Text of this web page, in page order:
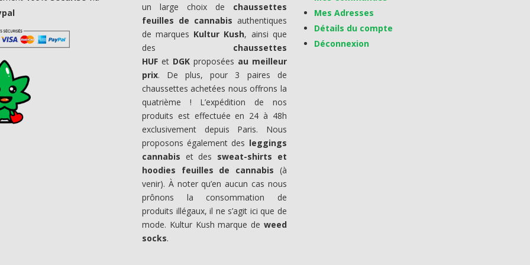
un large choix de chaussettes
feuilles de cannabis authentiques
de marques Kultur Kush, ainsi que
des chaussettes
HUF et DGKproposées au meilleur
prix. De plus, pour 3 paires de
chaussettes achetées nous offrons la
quatrième ! L’expédition de nos
produits est effectuée en 24 à 48h
exclusivement depuis Paris. Nous
proposons également des leggings
cannabis et des sweat-shirts et
hoodies feuilles de cannabis (à
venir). À noter qu’en aucun cas nous
prônons la consommation de
produits illégaux, il ne s’agit ici que de
mode. Kultur Kush marque de weed
socks.
Mes Adresses
Détails du compte
Déconnexion